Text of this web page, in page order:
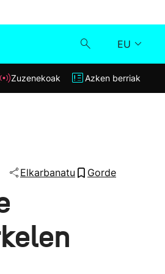
EU
Klisk
Zuzenekoak Azken berriak
Elkarbanatu Gorde